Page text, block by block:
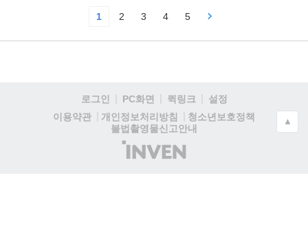
1 2 3 4 5
로그인 PC화면 퀵링크
설정
이용약관
개인정보처리방침
청소년보호정책
불법촬영물신고안내
(주)
인
▲